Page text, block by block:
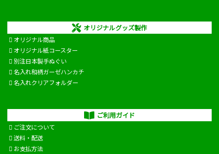
オリジナルグッズ製作
オリジナル商品
オリジナル紙コースター
別注日本製手ぬぐい
名入れ和柄ガーゼハンカチ
名入れクリアフォルダー
ご利用ガイド
ご注文について
送料・配送
お支払方法